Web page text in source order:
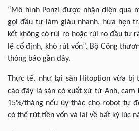
“Mô hình Ponzi được nhận diện qua
gọi đầu tư làm giàu nhanh, hứa hẹn
kết không có rủi ro hoặc rủi ro đầu tư
lệ cố định, khó rút vốn”, Bộ Công
thông báo gần đây.
Thực tế, như tại sàn Hitoption vừa bị
cáo đây là sàn có xuất xứ từ Anh,
15%/tháng nếu ủy thác cho robot tự
có thể rút tiền vốn và lãi về bất kỳ lúc